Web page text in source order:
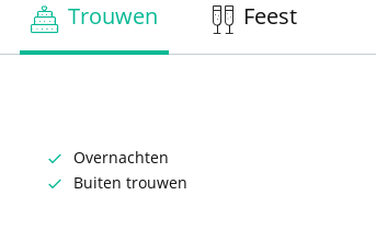
Trouwen Feest
Overnachten
Buiten trouwen